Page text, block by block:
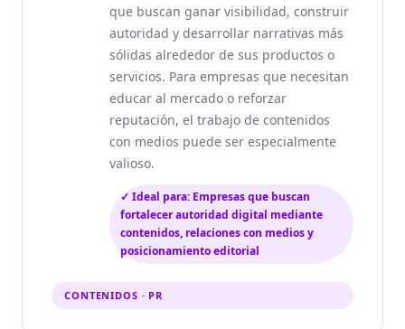
que buscan ganar visibilidad, construir
autoridad y desarrollar narrativas más
sólidas alrededor de sus productos o
servicios. Para empresas que necesitan
educar al mercado o reforzar
reputación, el trabajo de contenidos
con medios puede ser especialmente
valioso.
✓ Ideal para: Empresas que buscan
fortalecer autoridad digital mediante
contenidos, relaciones con medios y
posicionamiento editorial
CONTENIDOS · PR